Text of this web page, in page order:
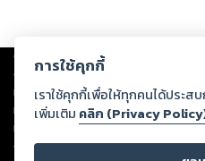
Copyright © 2026
ต่อผลงานหรือเนื้อหาใดที่อัปโหลดผ่านเว็
ทรัพย์สินทางปัญญาของบุคคลอื่นหรือขัด
ทุกท่านโปรดใช้วิจารณญาณในการกลั่นก
หนึ่งส่วนใดขัดต่อกฎหมายและศีลธรรม ก
ดำเนินการในทันที ทั้งนี้ ทางสตอรี่ล็อก
การใช้คุกกี้
เราใช้คุกกี้เพื่อให้ทุกคนได้ประ
เพิ่มเติม คลิก (Privacy